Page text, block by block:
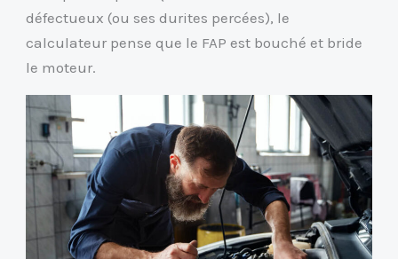
défectueux (ou ses durites percées), le
calculateur pense que le FAP est bouché et bride
le moteur.